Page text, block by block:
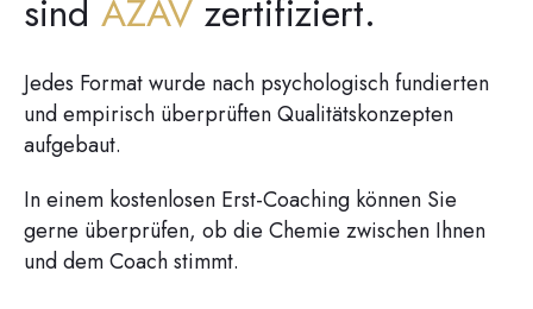
sind AZAV zertifiziert.
Jedes Format wurde nach psychologisch fundierten
und empirisch überprüften Qualitätskonzepten
aufgebaut.
In einem kostenlosen Erst-Coaching können Sie
gerne überprüfen, ob die Chemie zwischen Ihnen
und dem Coach stimmt.